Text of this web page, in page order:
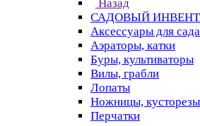
Назад
САДОВЫЙ
Аксессуары для сада
Аэраторы, катки
Буры, культиваторы
Вилы, грабли
Лопаты
Ножницы, кусторезы
Перчатки